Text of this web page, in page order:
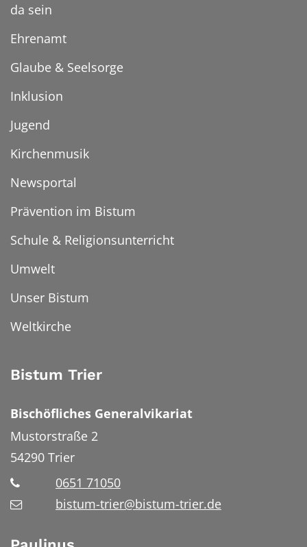
da sein
Ehrenamt
Glaube & Seelsorge
Inklusion
Jugend
Kirchenmusik
Newsportal
Prävention im Bistum
Schule & Religionsunterricht
Umwelt
Unser Bistum
Weltkirche
Bistum Trier
Bischöfliches Generalvikariat
Mustorstraße 2
54290 Trier
0651 71050
bistum-trier@bistum-trier.de